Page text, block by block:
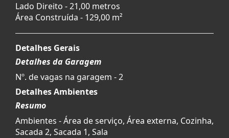
Lado Direito - 21,00 metros
Área Construída - 129,00 m²
Detalhes Gerais
Detalhes da Garagem
Nº. de vagas na garagem - 2
Detalhes Ambientes
Resumo
Ambientes - Área de serviço, Área externa, Cozinha,
Sacada 2, Sacada 1, Sala